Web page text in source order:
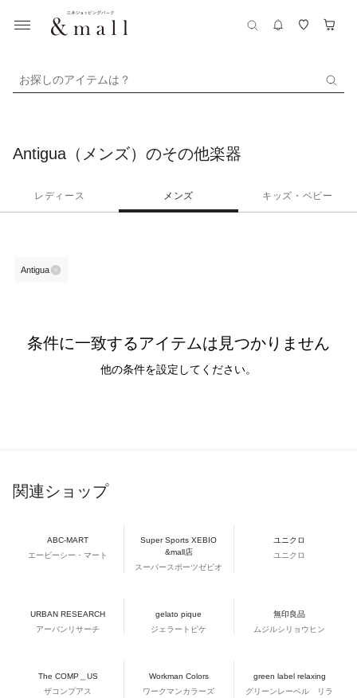
お探しのアイテムは？
Antigua（メンズ）のその他楽器
レディース メンズ キッズ・ベビー
Antigua
条件に一致するアイテムは見つかりません
他の条件を設定してください。
関連ショップ
ABC-MART
エービーシー・マート
Super Sports XEBIO
&mall店
スーパースポーツゼビオ
ユニクロ
ユニクロ
URBAN RESEARCH
アーバンリサーチ
gelato pique
ジェラートピケ
無印良品
ムジルシリョウヒン
The COMP＿US
ザコンプアス
Workman Colors
ワークマンカラーズ
green label relaxing
グリーンレーベル リラ